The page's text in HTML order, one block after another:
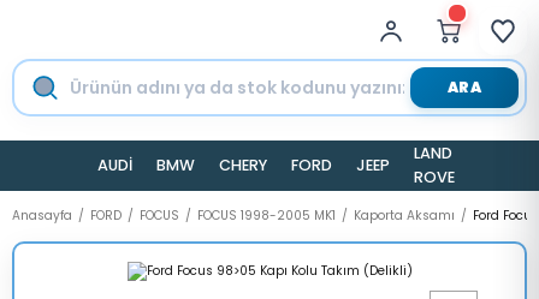
ARA
AUDİ BMW CHERY FORD JEEP
LAND
ROVER
Anasayfa FORD FOCUS FOCUS 1998-2005 MK1 Kaporta Aksamı Ford